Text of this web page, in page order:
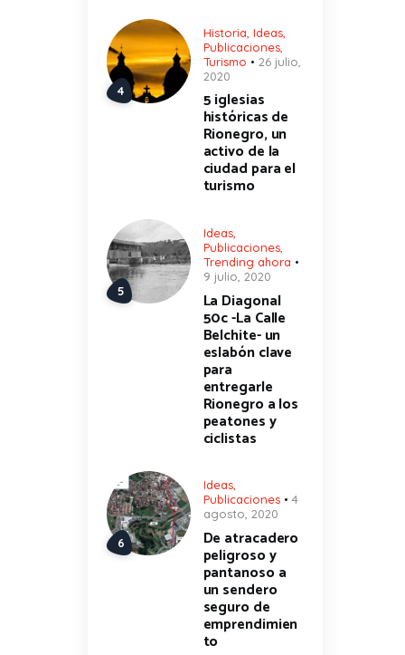
Historia Ideas,
Publicaciones,
Turismo
26 julio,
2020
5 iglesias
históricas de
Rionegro, un
activo de la
ciudad para el
turismo
Ideas,
Publicaciones,
Trending ahora
9 julio, 2020
La Diagonal
50c -La Calle
Belchite- un
eslabón clave
para
entregarle
Rionegro a los
peatones y
ciclistas
Ideas,
Publicaciones
4
agosto, 2020
De atracadero
peligroso y
pantanoso a
un sendero
seguro de
emprendimien
to